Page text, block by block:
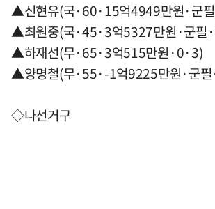
▲신현유(국·60·15억4949만원·군
▲최원중(국·45·3억5327만원·군필
▲하재선(무·65·3억515만원·0·3)
▲양명철(무·55·-1억9225만원·군
◇나선거구